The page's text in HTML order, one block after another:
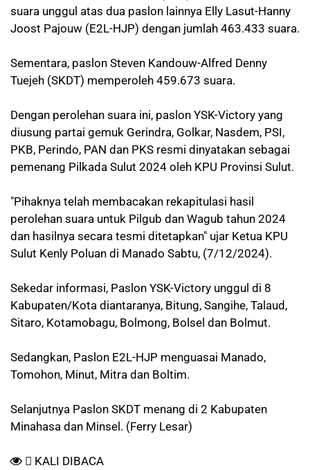
suara unggul atas dua paslon lainnya Elly Lasut-Hanny
Joost Pajouw (E2L-HJP) dengan jumlah 463.433 suara.
Sementara, paslon Steven Kandouw-Alfred Denny
Tuejeh (SKDT) memperoleh 459.673 suara.
Dengan perolehan suara ini, paslon YSK-Victory yang
diusung partai gemuk Gerindra, Golkar, Nasdem, PSI,
PKB, Perindo, PAN dan PKS resmi dinyatakan sebagai
pemenang Pilkada Sulut 2024 oleh KPU Provinsi Sulut.
"Pihaknya telah membacakan rekapitulasi hasil
perolehan suara untuk Pilgub dan Wagub tahun 2024
dan hasilnya secara tesmi ditetapkan" ujar Ketua KPU
Sulut Kenly Poluan di Manado Sabtu, (7/12/2024).
Sekedar informasi, Paslon YSK-Victory unggul di 8
Kabupaten/Kota diantaranya, Bitung, Sangihe, Talaud,
Sitaro, Kotamobagu, Bolmong, Bolsel dan Bolmut.
Sedangkan, Paslon E2L-HJP menguasai Manado,
Tomohon, Minut, Mitra dan Boltim.
Selanjutnya Paslon SKDT menang di 2 Kabupaten
Minahasa dan Minsel. (Ferry Lesar)
KALI DIBACA